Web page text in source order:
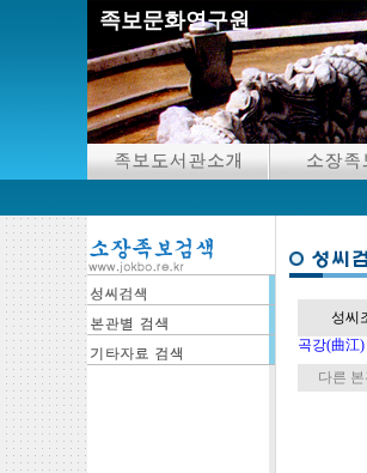
족보문화연구원
성씨
곡강(曲江)
다른